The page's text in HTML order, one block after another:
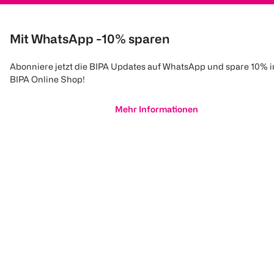
Mit WhatsApp -10% sparen
Abonniere jetzt die BIPA Updates auf WhatsApp und spare 10%
BIPA Online Shop!
Mehr Informationen